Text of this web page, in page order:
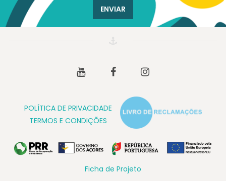
ENVIAR
YoutubeFacebook
POLÍTICA DE PRIVACIDADE
TERMOS E CONDIÇÕES
Ficha de Projeto